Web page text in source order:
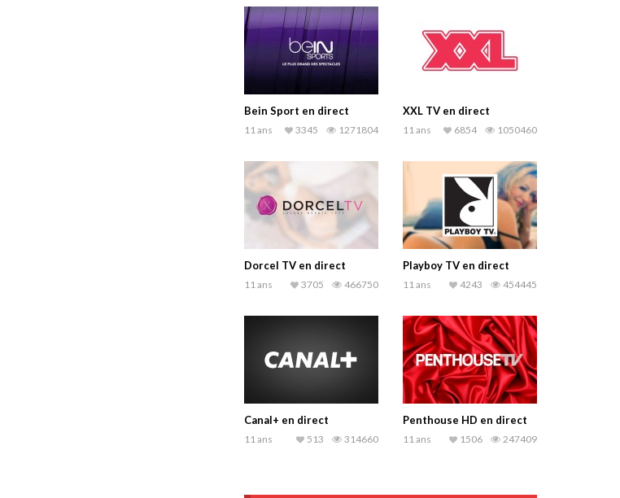
Bein Sport en direct
11 ans 1271804
3345
XXL TV en direct
11 ans 1050460
6854
Dorcel TV en direct
11 ans 466750
3705
Playboy TV en direct
11 ans 454445
4243
Canal+ en direct
11 ans 314660
513
Penthouse HD en direct
11 ans 247409
1506